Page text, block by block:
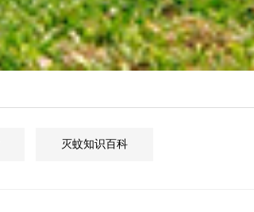
灭蚊知识百科